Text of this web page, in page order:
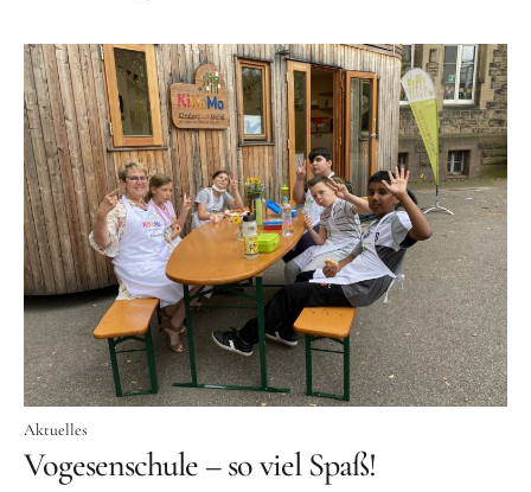
Aktuelles
Vogesenschule – so viel Spaß!